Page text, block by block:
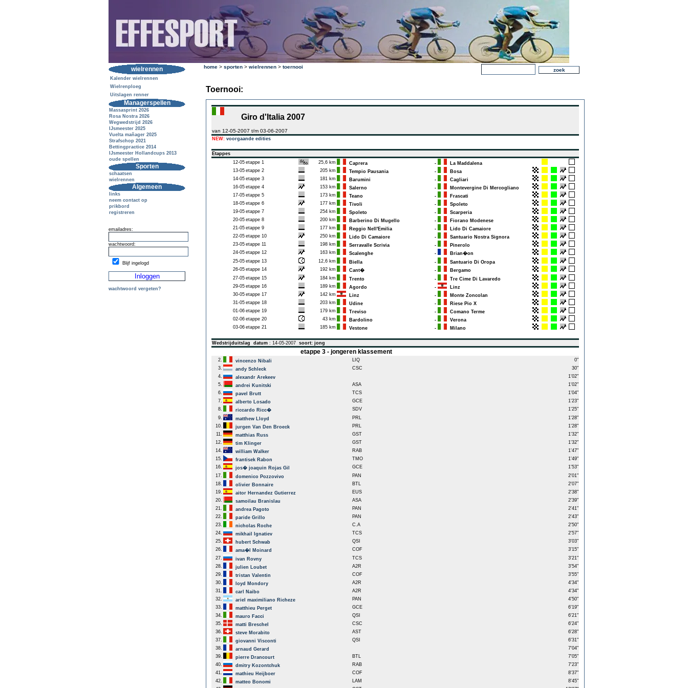
wielrennen
Kalender wielrennen
Wielrenploeg
Uitslagen renner
Managerspellen
Massasprint 2026
Rosa Nostra 2026
Wegwedstrijd 2026
IJsmeester 2025
Vuelta mañager 2025
Strafschop 2021
Bettingpractice 2014
IJsmeester Hollandcups 2013
oude spellen
Sporten
schaatsen
wielrennen
Algemeen
links
neem contact op
prikbord
registreren
emailadres:
wachtwoord:
Blijf ingelogd
wachtwoord vergeten?
home > sporten > wielrennen > toernooi
Toernooi:
Giro d'Italia 2007
van 12-05-2007 t/m 03-06-2007
NEW: voorgaande edities
Etappes
12-05 etappe 1 25,6 km Caprera -
La Maddalena
13-05 etappe 2 205 km Tempio Pausania -
Bosa
14-05 etappe 3 181 km Barumini -
Cagliari
16-05 etappe 4 153 km Salerno -
Montevergine Di Mercogliano
17-05 etappe 5 173 km Teano -
Frascati
18-05 etappe 6 177 km Tivoli -
Spoleto
19-05 etappe 7 254 km Spoleto -
Scarperia
20-05 etappe 8 200 km Barberino Di Mugello -
Fiorano Modenese
21-05 etappe 9 177 km Reggio Nell'Emilia -
Lido Di Camaiore
22-05 etappe 10 250 km Lido Di Camaiore -
Santuario Nostra Signora
23-05 etappe 11 198 km Serravalle Scrivia -
Pinerolo
24-05 etappe 12 163 km Scalenghe -
Brian�on
25-05 etappe 13 12,6 km Biella -
Santuario Di Oropa
26-05 etappe 14 192 km Cant� -
Bergamo
27-05 etappe 15 184 km Trento -
Tre Cime Di Lavaredo
29-05 etappe 16 189 km Agordo -
Linz
30-05 etappe 17 142 km Linz -
Monte Zoncolan
31-05 etappe 18 203 km Udine -
Riese Pio X
01-06 etappe 19 179 km Treviso -
Comano Terme
02-06 etappe 20 43 km Bardolino -
Verona
03-06 etappe 21 185 km Vestone - Milano
Wedstrijduitslag datum : 14-05-2007 soort: jong
etappe 3 - jongeren klassement
2. vincenzo Nibali LIQ
0"
3.
andy Schleck CSC
30"
4.
alexandr Arekeev
1'02"
5.
andrei Kunitski ASA
1'02"
6.
pavel Brutt TCS
1'04"
7.
alberto Losado GCE
1'23"
8.
riccardo Ricc� SDV
1'25"
9.
matthew Lloyd PRL
1'28"
10.
jurgen Van Den Broeck PRL
1'28"
11.
matthias Russ GST
1'32"
12.
tim Klinger GST
1'32"
14.
william Walker RAB
1'47"
15.
frantisek Rabon TMO
1'49"
16.
jos� joaquin Rojas Gil GCE
1'53"
17.
domenico Pozzovivo PAN
2'01"
18.
olivier Bonnaire BTL
2'07"
19.
aitor Hernandez Gutierrez EUS
2'38"
20.
samoilau Branislau ASA
2'39"
21.
andrea Pagoto PAN
2'41"
22.
paride Grillo PAN
2'43"
23.
nicholas Roche C.A
2'50"
24.
mikhail Ignatiev TCS
2'57"
25.
hubert Schwab QSI
3'03"
26.
ama�l Moinard COF
3'15"
27.
ivan Rovny TCS
3'21"
28.
julien Loubet A2R
3'54"
29.
tristan Valentin COF
3'55"
30.
loyd Mondory A2R
4'34"
31.
carl Naibo A2R
4'34"
32.
ariel maximiliano Richeze PAN
4'50"
33.
matthieu Perget GCE
6'19"
34.
mauro Facci QSI
6'21"
35.
matti Breschel CSC
6'24"
36.
steve Morabito AST
6'28"
37.
giovanni Visconti QSI
6'31"
38.
arnaud Gerard
7'04"
39.
pierre Drancourt BTL
7'05"
40.
dmitry Kozontchuk RAB
7'23"
41.
mathieu Heijboer COF
8'37"
42.
matteo Bonomi LAM
8'45"